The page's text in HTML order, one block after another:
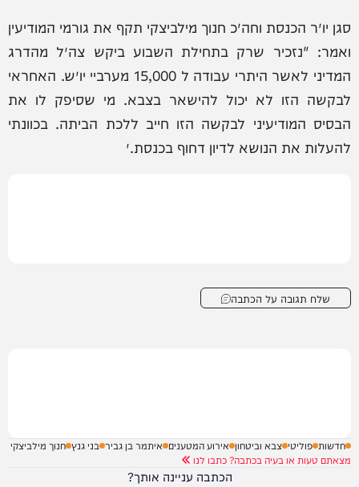
סגן יו״ר הכנסת וחה״כ חנוך מילביצקי תקף את גורמי המודיעין
ואמר: "נזכיר שרק בתחילת השבוע ביקש צה״ל מהדרג
המדיני לאשר היתרי עבודה ל 15,000 מערביי יו״ש. ‏האחראי
לבקשה הזו לא יכול להישאר בצבא. מי שסיפק לו את
הבסיס המודיעיני לבקשה הזו חייב ללכת הביתה. ‏בכוונתי
להעלות את הנושא לדיון דחוף בכנסת.״
שלח תגובה על הכתבה
חדשות פוליטי צבא וביטחון אירוע המטענים איתמר בן גביר בני גנץ חנוך מילביצקי
מצאתם טעות או בעיה בכתבה? כתבו לנו
הכתבה עניינה אותך?